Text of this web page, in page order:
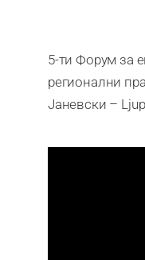
5-ти Форум за
регионални
Јаневски –